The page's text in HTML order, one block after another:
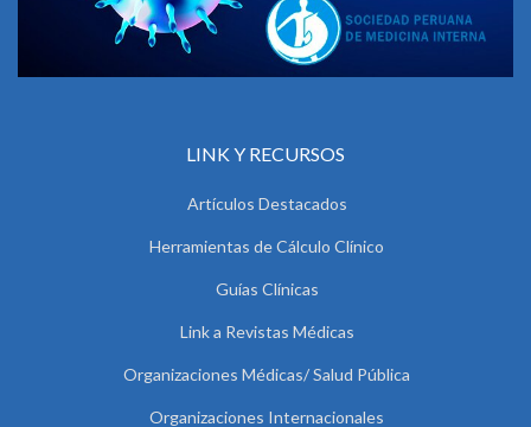
LINK Y RECURSOS
Artículos Destacados
Herramientas de Cálculo Clínico
Guías Clínicas
Link a Revistas Médicas
Organizaciones Médicas/ Salud Pública
Organizaciones Internacionales